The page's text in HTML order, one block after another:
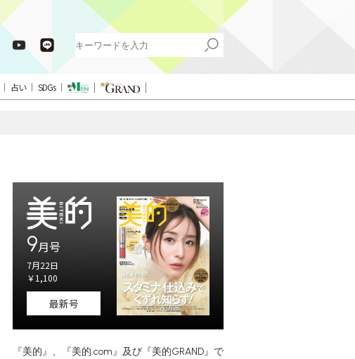
占い SDGs
9月号
7月22日
￥1,100
最新号
『美的』、『美的.com』及び『美的GRAND』で